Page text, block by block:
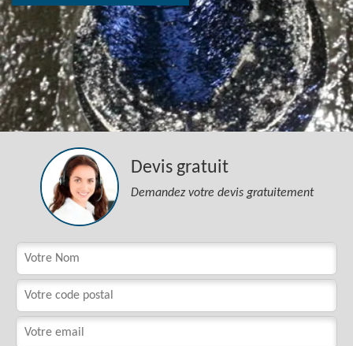
Devis gratuit
Demandez votre devis gratuitement